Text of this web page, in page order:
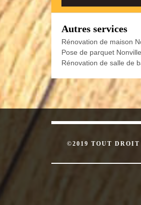
Autres services
Rénovation de maison
Pose de parquet
Rénovation de salle de
©2019 TOUT DROIT